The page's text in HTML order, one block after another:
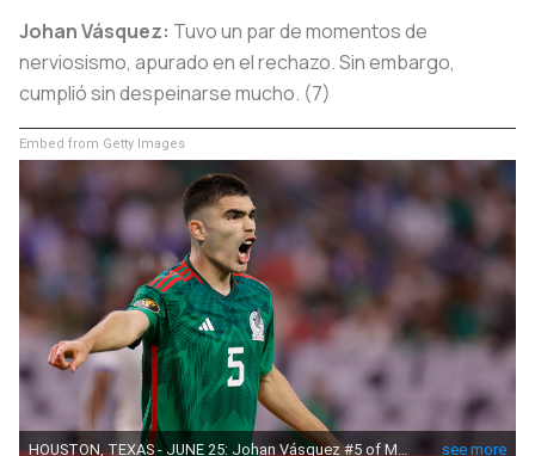
Johan Vásquez: Tuvo un par de momentos de
nerviosismo, apurado en el rechazo. Sin embargo,
cumplió sin despeinarse mucho. (7)
Embed from Getty Images